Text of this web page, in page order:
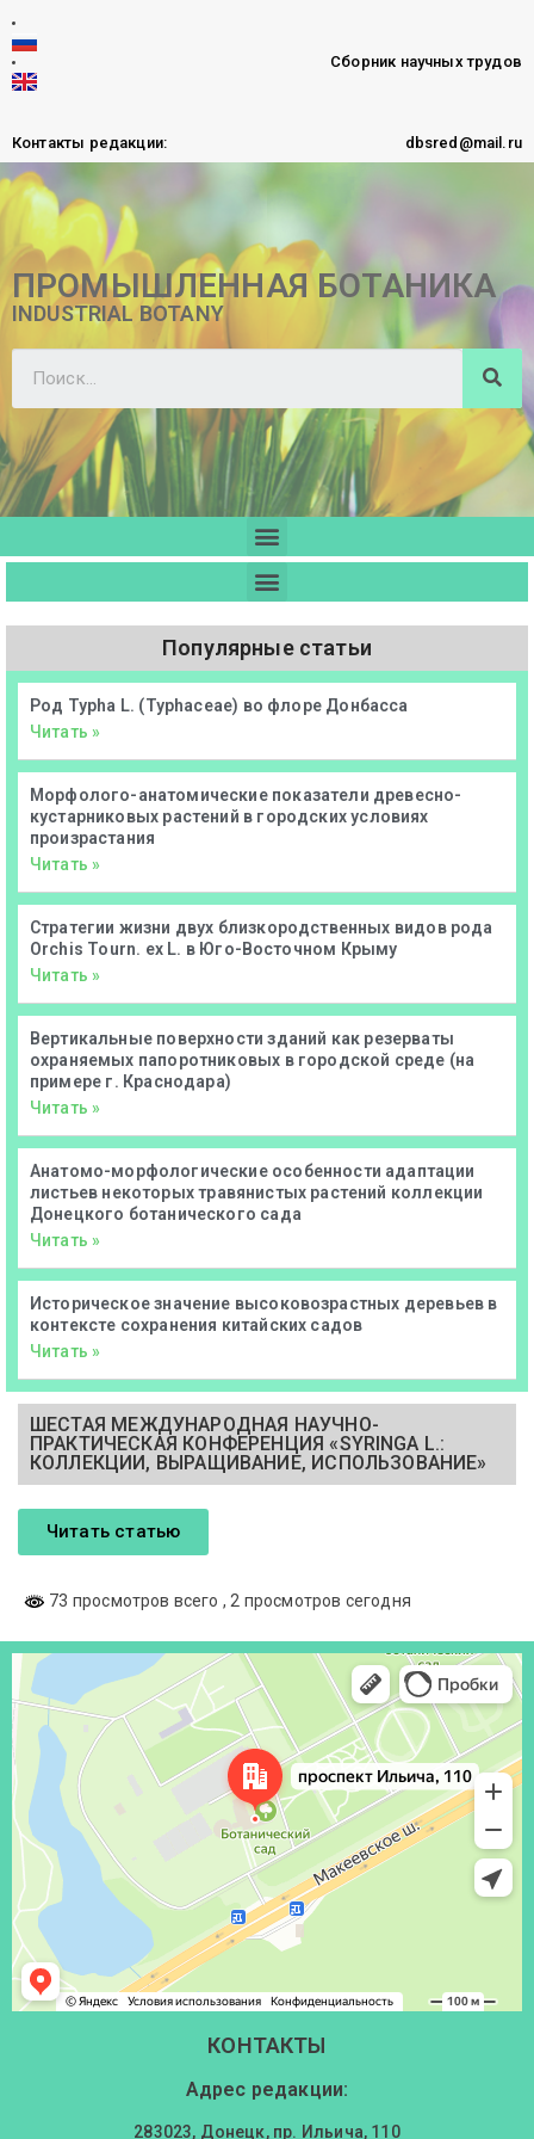
Сборник научных трудов
Контакты редакции: dbsred@mail.ru
ПРОМЫШЛЕННАЯ БОТАНИКА
INDUSTRIAL BOTANY
Популярные статьи
Род Typha L. (Typhaceae) во флоре Донбасса
Читать »
Морфолого-анатомические показатели древесно-
кустарниковых растений в городских условиях
произрастания
Читать »
Стратегии жизни двух близкородственных видов рода
Orchis Tourn. ex L. в Юго-Восточном Крыму
Читать »
Вертикальные поверхности зданий как резерваты
охраняемых папоротниковых в городской среде (на
примере г. Краснодара)
Читать »
Анатомо-морфологические особенности адаптации
листьев некоторых травянистых растений коллекции
Донецкого ботанического сада
Читать »
Историческое значение высоковозрастных деревьев в
контексте сохранения китайских садов
Читать »
ШЕСТАЯ МЕЖДУНАРОДНАЯ НАУЧНО-
ПРАКТИЧЕСКАЯ КОНФЕРЕНЦИЯ «SYRINGA L.:
КОЛЛЕКЦИИ, ВЫРАЩИВАНИЕ, ИСПОЛЬЗОВАНИЕ»
Читать статью
73 просмотров всего , 2 просмотров сегодня
Донецк
Проспект Ильича, 110 — Яндекс Карты
КОНТАКТЫ
Адрес редакции:
283023, Донецк, пр. Ильича, 110